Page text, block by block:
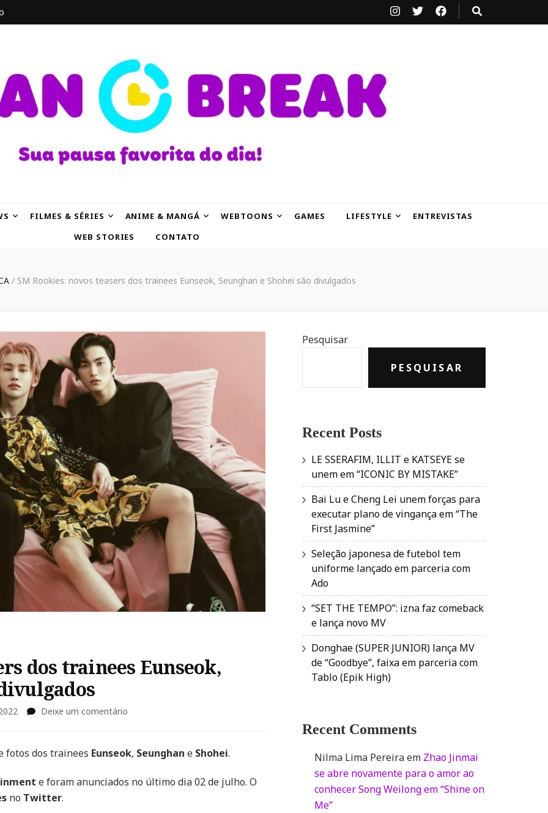
FILMES & SÉRIES ANIME & MANGÁ WEBTOONS GAMES LIFESTYLE
ENTREVISTAS
WEB STORIES
CONTATO
/ SM Rookies: novos teasers dos trainees Eunseok, Seunghan e Shohei são divulgados
dos trainees Eunseok,
Deixe um comentário
novos
teasers
trainees
fotos dos trainees Eunseok, Seunghan e Shohei.
e foram anunciados no último dia 02 de julho. O
no Twitter.
Pesquisar
PESQUISAR
Recent Posts
LE SSERAFIM, ILLIT e KATSEYE se
unem em “ICONIC BY MISTAKE”
Bai Lu e Cheng Lei unem forças para
executar plano de vingança em “The
First Jasmine”
Seleção japonesa de futebol tem
uniforme lançado em parceria com
Ado
“SET THE TEMPO”: izna faz comeback
e lança novo MV
Donghae (SUPER JUNIOR) lança MV
de “Goodbye”, faixa em parceria com
Tablo (Epik High)
Recent Comments
Nilma Lima Pereiraem Zhao Jinmai
se abre novamente para o amor ao
conhecer Song Weilong em “Shine on
Me”